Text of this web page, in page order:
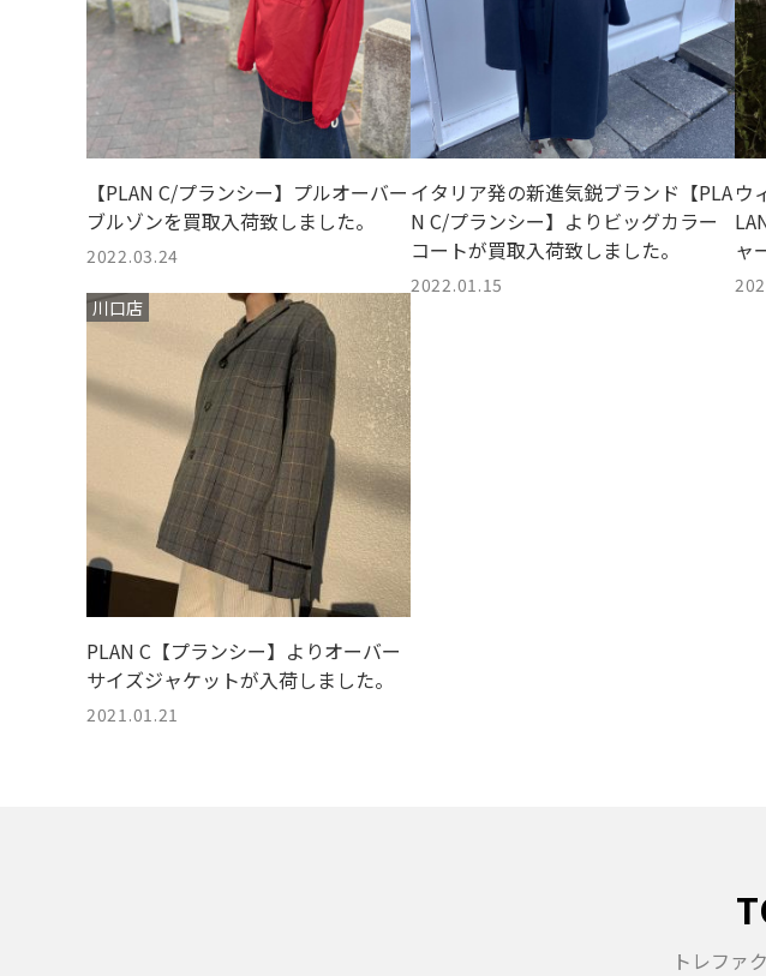
【PLAN C/プランシー】プルオーバー
ブルゾンを買取入荷致しました。
2022.03.24
イタリア発の新進気鋭ブランド【PLA
N C/プランシー】よりビッグカラー
コートが買取入荷致しました。
2022.01.15
ウ
ャ
し
川口店
PLAN C【プランシー】よりオーバー
サイズジャケットが入荷しました。
2021.01.21
トレファ